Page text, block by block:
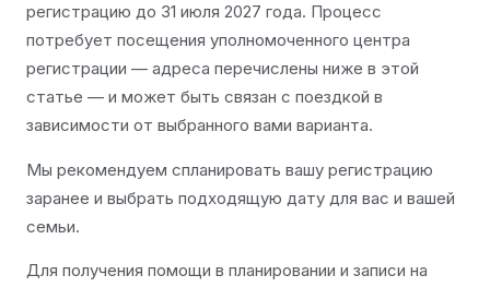
регистрацию до 31 июля 2027 года. Процесс
потребует посещения уполномоченного центра
регистрации — адреса перечислены ниже в этой
статье — и может быть связан с поездкой в
зависимости от выбранного вами варианта.
Мы рекомендуем спланировать вашу регистрацию
заранее и выбрать подходящую дату для вас и вашей
семьи.
Для получения помощи в планировании и записи на